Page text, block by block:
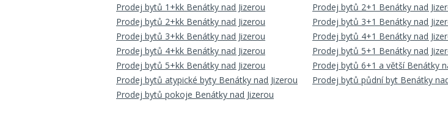
Prodej bytů 1+kk Benátky nad Jizerou
Prodej bytů 2+1 Benátky nad
Prodej bytů 2+kk Benátky nad Jizerou
Prodej bytů 3+1 Benátky nad
Prodej bytů 3+kk Benátky nad Jizerou
Prodej bytů 4+1 Benátky nad
Prodej bytů 4+kk Benátky nad Jizerou
Prodej bytů 5+1 Benátky nad
Prodej bytů 5+kk Benátky nad Jizerou
Prodej bytů 6+1 a větší Benátky
Prodej bytů atypické byty Benátky nad Jizerou
Prodej bytů půdní byt Benátky
Prodej bytů pokoje Benátky nad Jizerou